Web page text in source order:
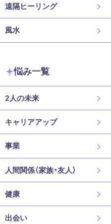
遠隔ヒーリング
風水
悩み一覧
2人の未来
キャリアアップ
事業
人間関係（家族・友人）
健康
出会い